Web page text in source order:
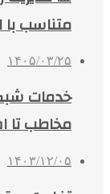
متناسب
۱۴۰۵/۰۳/۲۵
مخاطب تا
۱۴۰۳/۱۲/۰۵